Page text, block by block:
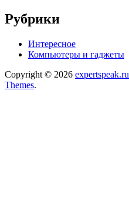
Рубрики
Интересное
Компьютеры и гаджеты
Copyright © 2026 expertspeak.ru
Themes.